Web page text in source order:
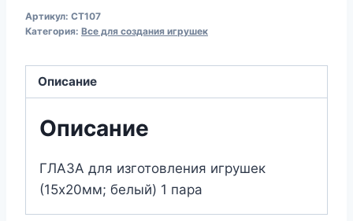
для
15х20мм,
белые
Артикул: СТ107
Категория: Все для создания игрушек
Описание
Описание
ГЛАЗА для изготовления игрушек
(15х20мм; белый) 1 пара